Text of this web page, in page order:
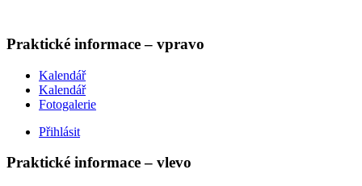
Praktické informace – vpravo
Kalendář
Kalendář
Fotogalerie
Přihlásit
Praktické informace – vlevo